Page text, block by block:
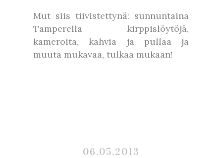
Mut siis tiivistettynä: sunnuntaina
Tamperella kirppislöytöjä,
kameroita, kahvia ja pullaa ja
muuta mukavaa, tulkaa mukaan!
06.05.2013